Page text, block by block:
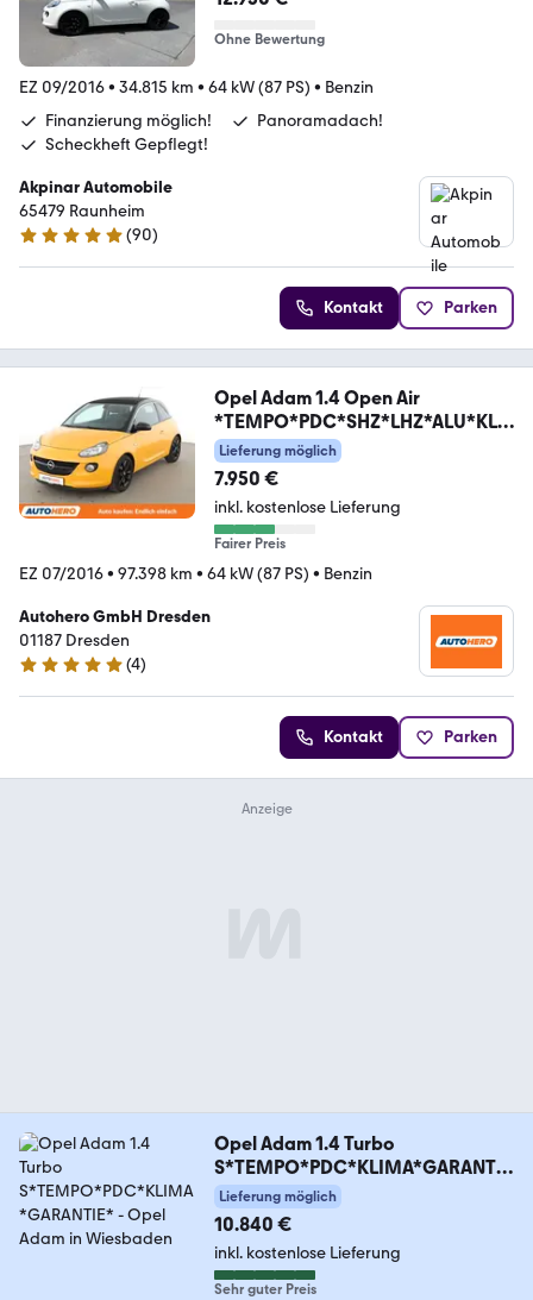
Ohne Bewertung
EZ 09/2016• 34.815 km • 64 kW (87 PS) • Benzin
Finanzierung möglich!
Panoramadach!
Scheckheft Gepflegt!
Akpinar Automobile
65479 Raunheim
4.8 Sterne
(90)
Kontakt Parken
Opel Adam 1.4 Open Air
*TEMPO*PDC*SHZ*LHZ*ALU*KLI
MA*
Lieferung möglich
7.950 €
inkl. kostenlose Lieferung
Fairer Preis
EZ 07/2016• 97.398 km • 64 kW (87 PS) • Benzin
Autohero GmbH Dresden
01187 Dresden
5 Sterne
(4)
Kontakt Parken
Opel Adam 1.4 Turbo
S*TEMPO*PDC*KLIMA*GARANTIE
*Lieferung möglich
10.840 €
inkl. kostenlose Lieferung
Sehr guter Preis